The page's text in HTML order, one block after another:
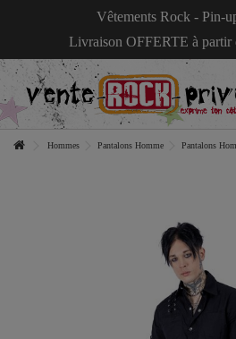
Vêtements Rock - Pin-
Livraison OFFERTE à partir
Hommes Pantalons Homme Pantalons